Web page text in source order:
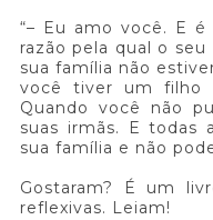
“– Eu amo você. E
razão pela qual o
sua família não
você tiver um filho
Quando você não
suas irmãs. E todas
sua família e não
Gostaram? É um
reflexivas. Leiam!